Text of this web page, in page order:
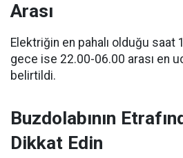
Arası
Elektriğin en pahalı olduğu saat
gece ise 22.00-06.00 arası en
belirtildi.
Buzdolabının
Dikkat Edin